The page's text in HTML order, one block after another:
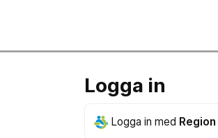
Logga in
Logga in med